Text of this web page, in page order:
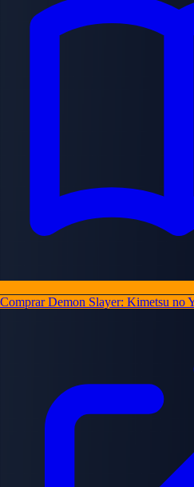
Comprar Demon Slayer: Kimetsu no